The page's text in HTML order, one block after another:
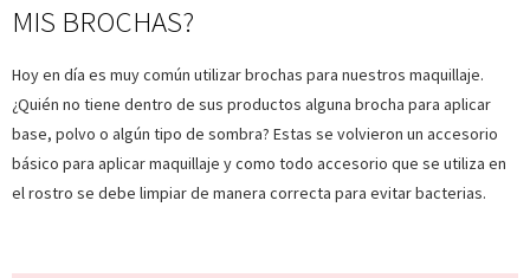
MIS BROCHAS?
Hoy en día es muy común utilizar brochas para nuestros maquillaje.
¿Quién no tiene dentro de sus productos alguna brocha para aplicar
base, polvo o algún tipo de sombra? Estas se volvieron un accesorio
básico para aplicar maquillaje y como todo accesorio que se utiliza en
el rostro se debe limpiar de manera correcta para evitar bacterias.